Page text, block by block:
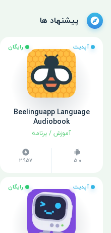
پیشنهاد ها
آپدیت رایگان
Beelinguapp Language
Audiobook
آموزش / برنامه
5.0
2.957
آپدیت رایگان